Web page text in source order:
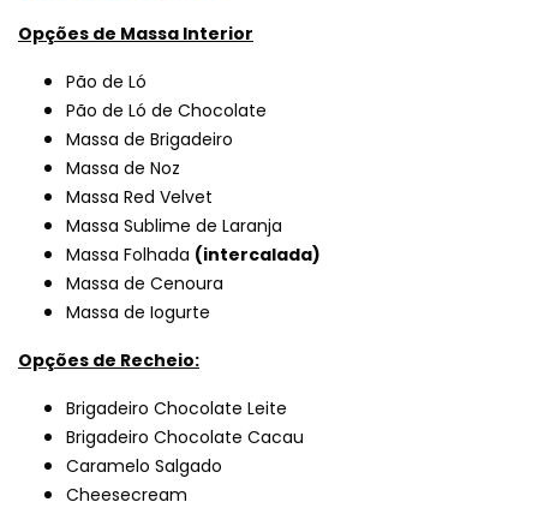
Opções de Massa Interior
Pão de Ló
Pão de Ló de Chocolate
Massa de Brigadeiro
Massa de Noz
Massa Red Velvet
Massa Sublime de Laranja
Massa Folhada (intercalada)
Massa de Cenoura
Massa de Iogurte
Opções de Recheio:
Brigadeiro Chocolate Leite
Brigadeiro Chocolate Cacau
Caramelo Salgado
Cheesecream